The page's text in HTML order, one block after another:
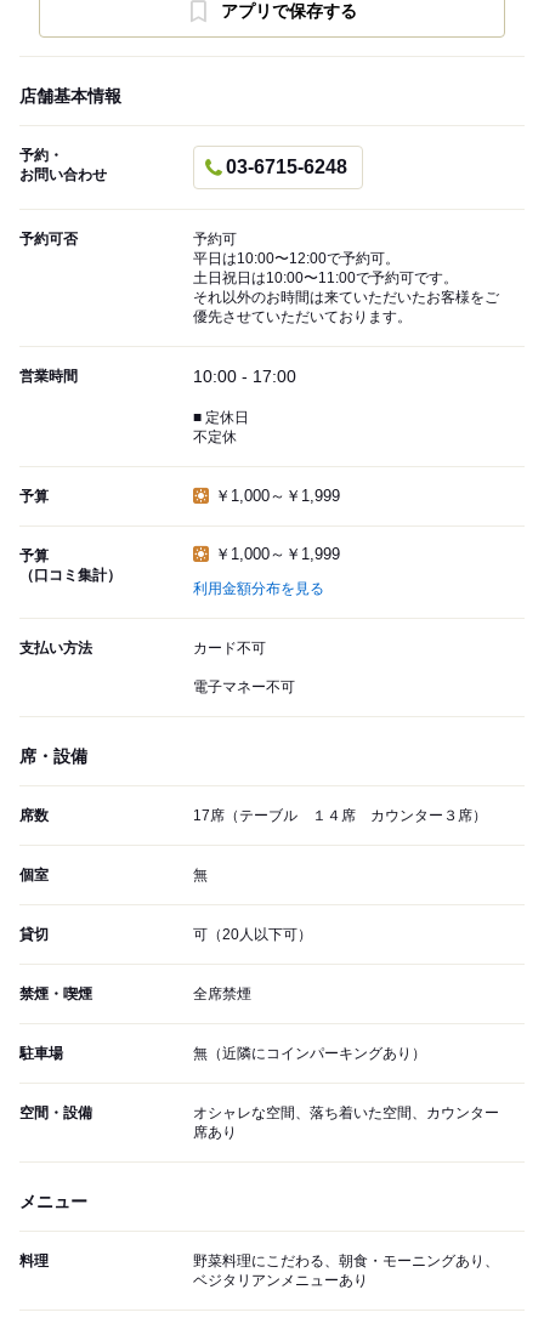
アプリで保存する
店舗基本情報
予約・
お問い合わせ
03-6715-6248
予約可否
予約可
平日は10:00〜12:00で予約可。
土日祝日は10:00〜11:00で予約可です。
それ以外のお時間は来ていただいたお客様をご
優先させていただいております。
営業時間 10:00 - 17:00
■ 定休日
不定休
予算 ￥1,000～￥1,999
予算
（口コミ集計）
￥1,000～￥1,999
利用金額分布を見る
支払い方法 カード不可
電子マネー不可
席・設備
席数 17席（テーブル １４席 カウンター３席）
個室 無
貸切 可（20人以下可）
禁煙・喫煙 全席禁煙
駐車場 無（近隣にコインパーキングあり）
空間・設備
オシャレな空間、落ち着いた空間、カウンター
席あり
メニュー
料理
野菜料理にこだわる、朝食・モーニングあり、
ベジタリアンメニューあり